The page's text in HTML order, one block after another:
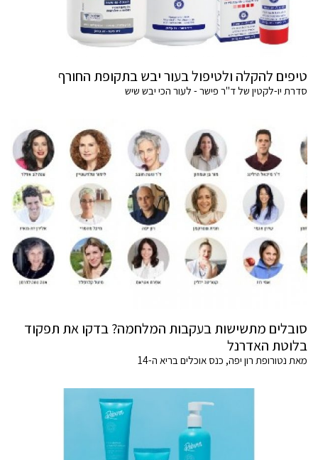
טיפים להקלה ולטיפול בעור יבש בתקופת החורף
סדרת יו-לקטין של ד"ר פישר - לעור הכי יבש שיש
סובלים מתשישות בעקבות המלחמה? בדקו את תפקוד
בלוטת האדרנל
מאת נטורופת רון יפה, כנס אוכלים בריא ה-14